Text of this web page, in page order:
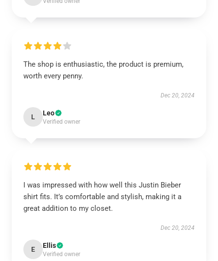
The shop is enthusiastic, the product is premium,
worth every penny.
Dec 20, 2024
L Leo
Verified owner
I was impressed with how well this Justin Bieber
shirt fits. It’s comfortable and stylish, making it a
great addition to my closet.
Dec 20, 2024
E Ellis
Verified owner